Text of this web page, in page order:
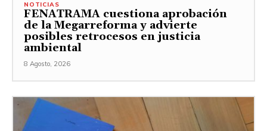
NOTICIAS
FENATRAMA cuestiona aprobación
de la Megarreforma y advierte
posibles retrocesos en justicia
ambiental
8 Agosto, 2026